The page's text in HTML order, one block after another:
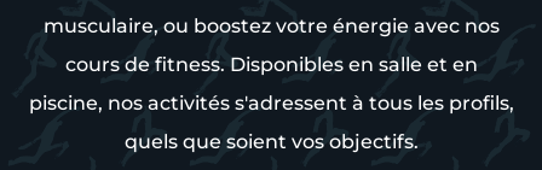
musculaire, ou boostez votre énergie avec nos
cours de fitness. Disponibles en salle et en
piscine, nos activités s'adressent à tous les profils,
quels que soient vos objectifs.